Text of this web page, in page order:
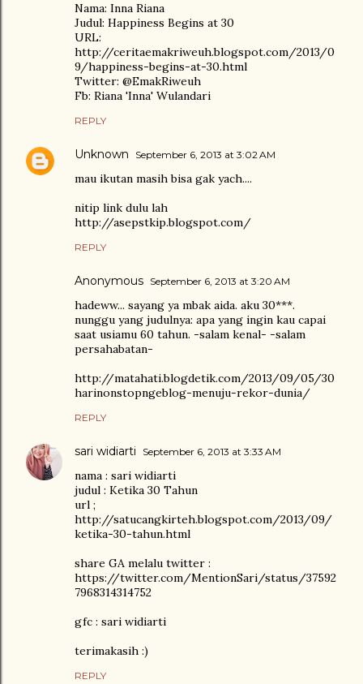
Nama: Inna Riana
Judul: Happiness Begins at 30
URL:
http://ceritaemakriweuh.blogspot.com/2013/0
9/happiness-begins-at-30.html
Twitter: @EmakRiweuh
Fb: Riana 'Inna' Wulandari
REPLY
Unknown September 6, 2013 at 3:02 AM
mau ikutan masih bisa gak yach....
nitip link dulu lah
http://asepstkip.blogspot.com/
REPLY
Anonymous September 6, 2013 at 3:20 AM
hadeww... sayang ya mbak aida. aku 30***.
nunggu yang judulnya: apa yang ingin kau capai
saat usiamu 60 tahun. -salam kenal- -salam
persahabatan-
http://matahati.blogdetik.com/2013/09/05/30
harinonstopngeblog-menuju-rekor-dunia/
REPLY
sari widiarti September 6, 2013 at 3:33 AM
nama : sari widiarti
judul : Ketika 30 Tahun
url ;
http://satucangkirteh.blogspot.com/2013/09/
ketika-30-tahun.html
share GA melalu twitter :
https://twitter.com/MentionSari/status/37592
7968314314752
gfc : sari widiarti
terimakasih :)
REPLY